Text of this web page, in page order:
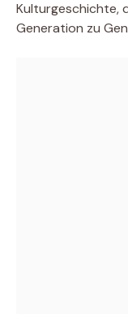
Kulturgeschichte,
Generation zu